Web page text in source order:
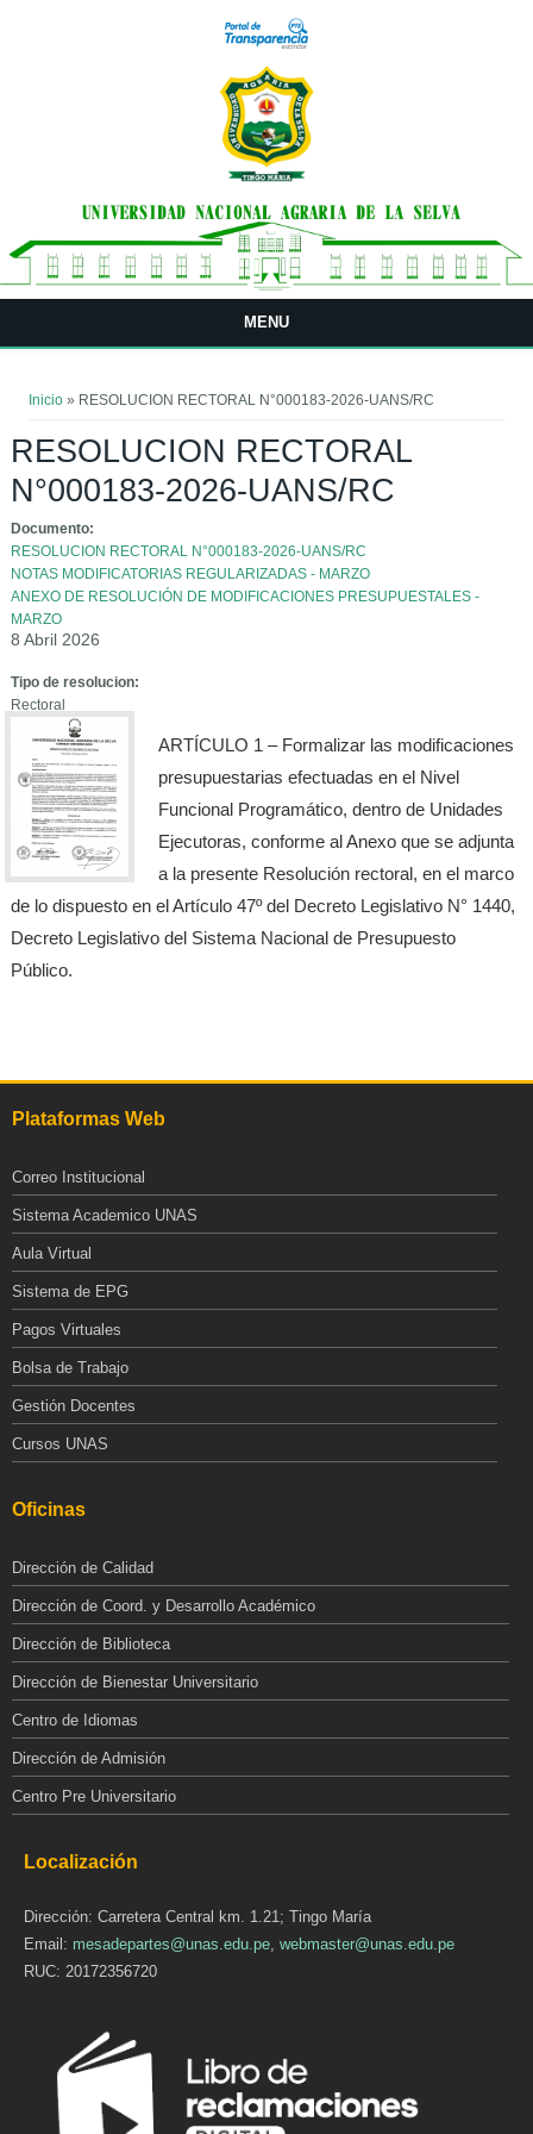
MENU
Inicio » RESOLUCION RECTORAL N°000183-2026-UANS/RC
RESOLUCION RECTORAL
N°000183-2026-UANS/RC
Documento:
RESOLUCION RECTORAL N°000183-2026-UANS/RC
NOTAS MODIFICATORIAS REGULARIZADAS - MARZO
ANEXO DE RESOLUCIÓN DE MODIFICACIONES PRESUPUESTALES -
MARZO
8 Abril 2026
Tipo de resolucion:
Rectoral
ARTÍCULO 1 – Formalizar las modificaciones
presupuestarias efectuadas en el Nivel
Funcional Programático, dentro de Unidades
Ejecutoras, conforme al Anexo que se adjunta
a la presente Resolución rectoral, en el marco
de lo dispuesto en el Artículo 47º del Decreto Legislativo N° 1440,
Decreto Legislativo del Sistema Nacional de Presupuesto
Público.
Plataformas Web
Correo Institucional
Sistema Academico UNAS
Aula Virtual
Sistema de EPG
Pagos Virtuales
Bolsa de Trabajo
Gestión Docentes
Cursos UNAS
Oficinas
Dirección de Calidad
Dirección de Coord. y Desarrollo Académico
Dirección de Biblioteca
Dirección de Bienestar Universitario
Centro de Idiomas
Dirección de Admisión
Centro Pre Universitario
Localización
Dirección: Carretera Central km. 1.21; Tingo María
Email: mesadepartes@unas.edu.pe, webmaster@unas.edu.pe
RUC: 20172356720